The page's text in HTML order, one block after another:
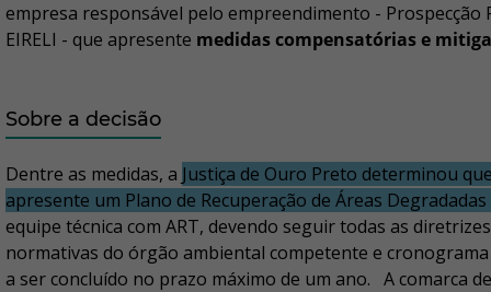
empresa responsável pelo empreendimento - Prospecção
EIRELI - que apresente medidas compensatórias e
Sobre a decisão
Dentre as medidas, a Justiça de Ouro Preto determinou
apresente um Plano de Recuperação de Áreas Degradadas
equipe técnica com ART, devendo seguir todas as
normativas do órgão ambiental competente e cronograma
a ser concluído no prazo máximo de um ano. A comarca